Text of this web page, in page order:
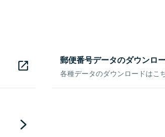
郵便番号データのダウンロ
各種データのダウンロードはこ